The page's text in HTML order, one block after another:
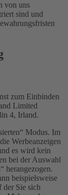
von uns
sind und
zum Einbinden
Limited
4, Irland.
Modus. Im
Werbeanzeigen
es wird kein
bei der Auswahl
herangezogen.
beispielsweise
der Sie sich